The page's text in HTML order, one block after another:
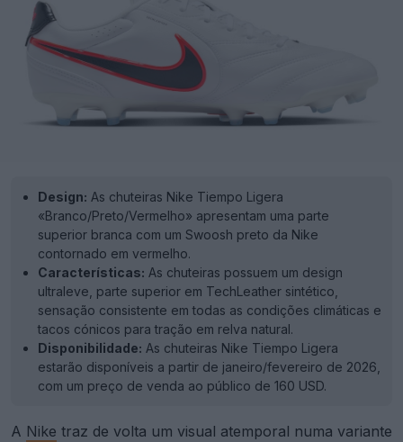
Design: As chuteiras Nike Tiempo Ligera
«Branco/Preto/Vermelho» apresentam uma parte
superior branca com um Swoosh preto da Nike
contornado em vermelho.
Características: As chuteiras possuem um design
ultraleve, parte superior em TechLeather sintético,
sensação consistente em todas as condições climáticas e
tacos cónicos para tração em relva natural.
Disponibilidade: As chuteiras Nike Tiempo Ligera
estarão disponíveis a partir de janeiro/fevereiro de 2026,
com um preço de venda ao público de 160 USD.
A Nike traz de volta um visual atemporal numa variante